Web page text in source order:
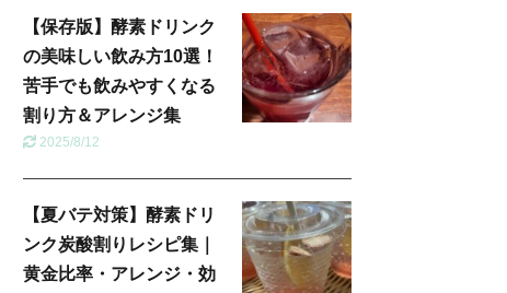
【保存版】酵素ドリンク
の美味しい飲み方10選！
苦手でも飲みやすくなる
割り方＆アレンジ集
2025/8/12
【夏バテ対策】酵素ドリ
ンク炭酸割りレシピ集｜
黄金比率・アレンジ・効